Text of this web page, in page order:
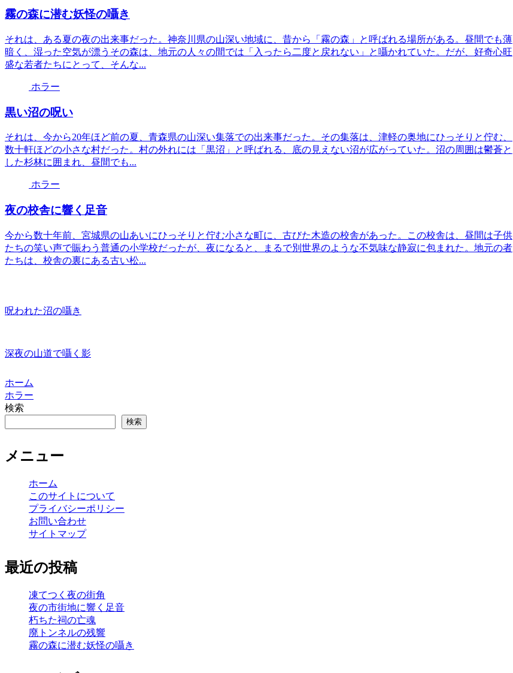
霧の森に潜む妖怪の囁き
それは、ある夏の夜の出来事だった。神奈川県の山深い地域に、昔から「霧の森」と呼ばれる場所がある。昼間でも薄
暗く、湿った空気が漂うその森は、地元の人々の間では「入ったら二度と戻れない」と囁かれていた。だが、好奇心旺
盛な若者たちにとって、そんな...
ホラー
黒い沼の呪い
それは、今から20年ほど前の夏、青森県の山深い集落での出来事だった。その集落は、津軽の奥地にひっそりと佇む、
数十軒ほどの小さな村だった。村の外れには「黒沼」と呼ばれる、底の見えない沼が広がっていた。沼の周囲は鬱蒼と
した杉林に囲まれ、昼間でも...
ホラー
夜の校舎に響く足音
今から数十年前、宮城県の山あいにひっそりと佇む小さな町に、古びた木造の校舎があった。この校舎は、昼間は子供
たちの笑い声で賑わう普通の小学校だったが、夜になると、まるで別世界のような不気味な静寂に包まれた。地元の者
たちは、校舎の裏にある古い松...
呪われた沼の囁き
深夜の山道で囁く影
ホーム
ホラー
検索
検索
メニュー
ホーム
このサイトについて
プライバシーポリシー
お問い合わせ
サイトマップ
最近の投稿
凍てつく夜の街角
夜の市街地に響く足音
朽ちた祠の亡魂
廃トンネルの残響
霧の森に潜む妖怪の囁き